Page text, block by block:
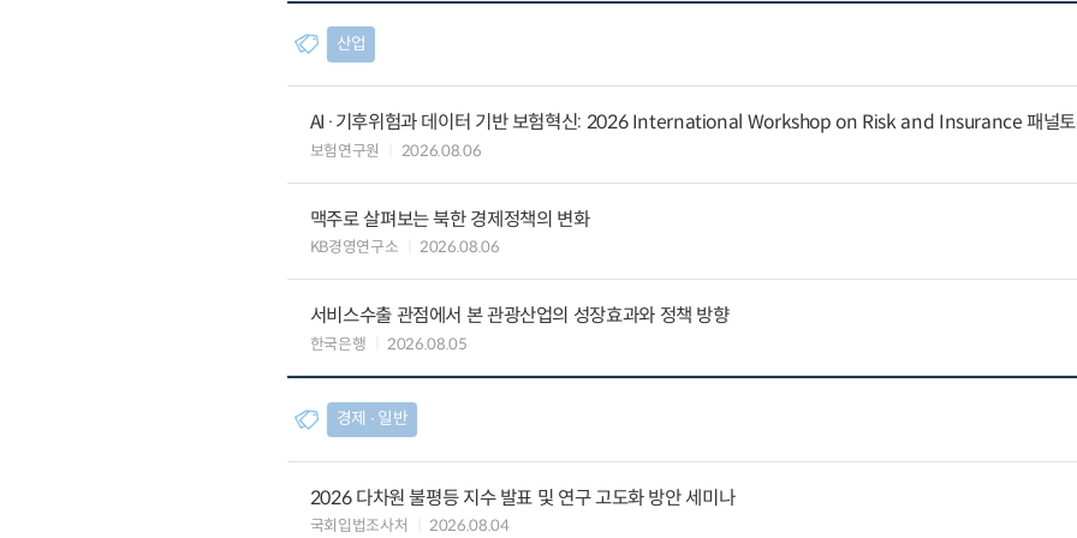
산업
AI·기후위험과 데이터 기반 보험혁신: 2026 International Workshop on Risk and Insurance 패널토
보험연구원 2026.08.06
맥주로 살펴보는 북한 경제정책의 변화
KB경영연구소 2026.08.06
서비스수출 관점에서 본 관광산업의 성장효과와 정책 방향
한국은행 2026.08.05
경제 ∙ 일반
2026 다차원 불평등 지수 발표 및 연구 고도화 방안 세미나
국회입법조사처 2026.08.04